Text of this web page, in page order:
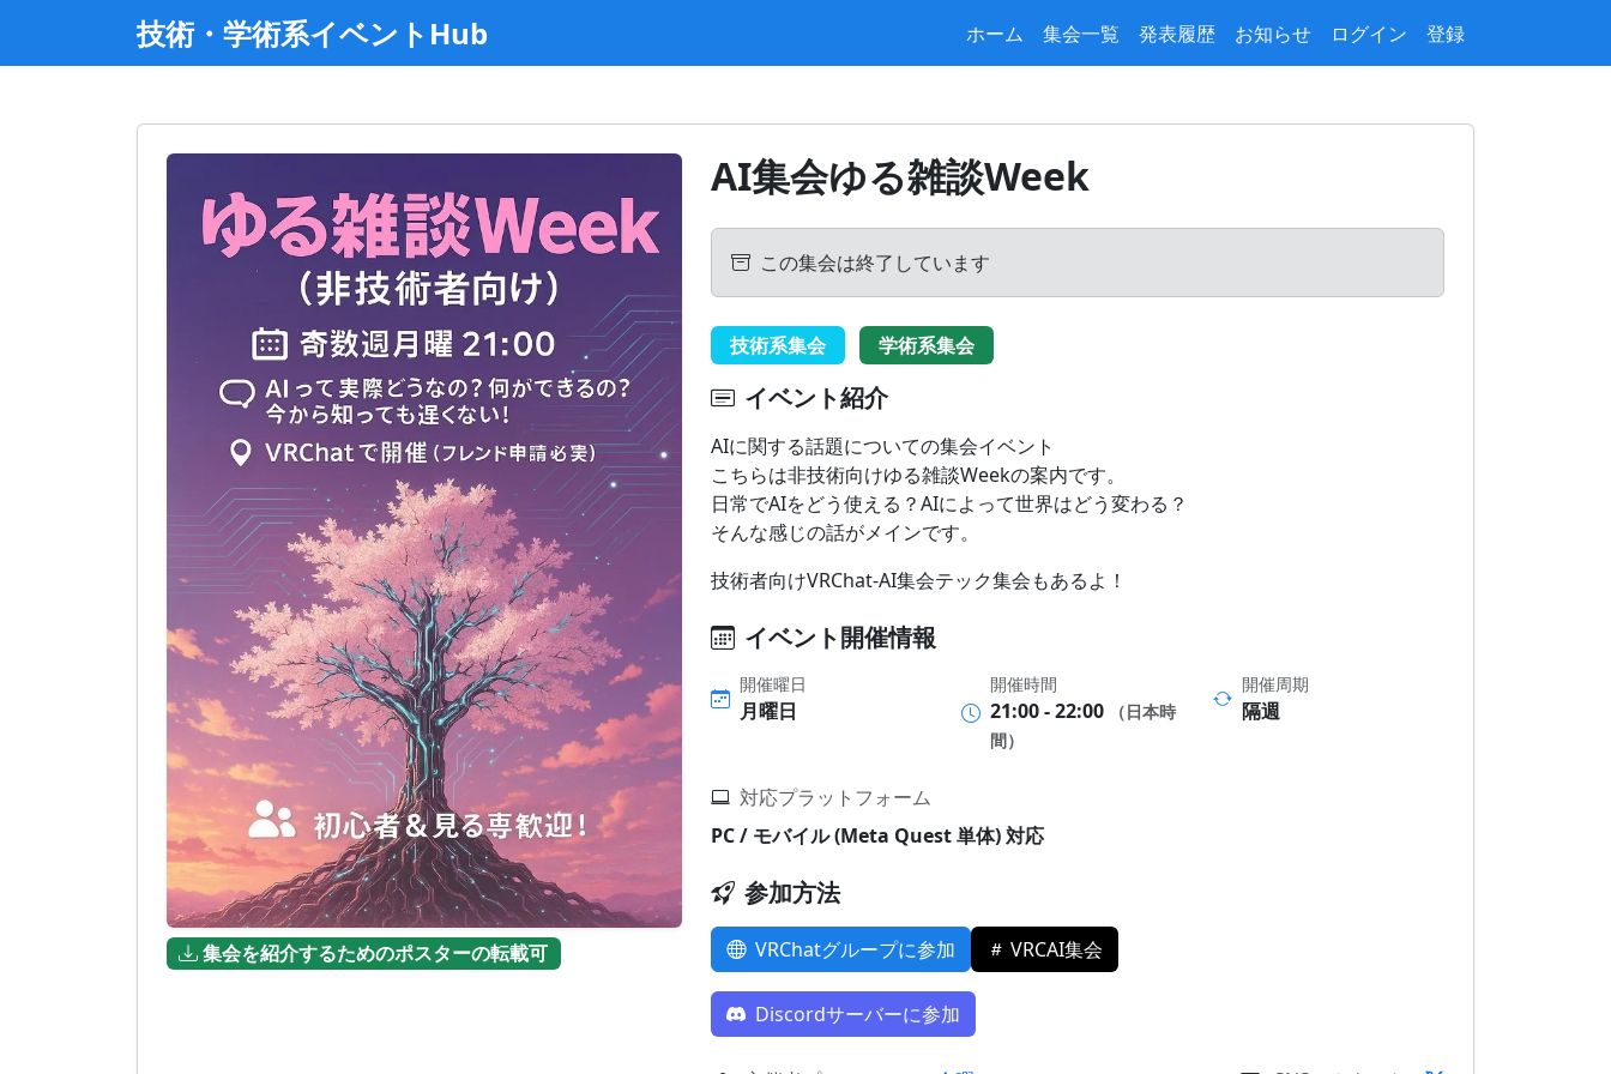
技術・学術系イベントHub ホーム 集会一覧 発表履歴 お知らせ ログイン 登録
集会を紹介するためのポスターの転載可
AI集会ゆる雑談Week
この集会は終了しています
技術系集会 学術系集会
イベント紹介
AIに関する話題についての集会イベント
こちらは非技術向けゆる雑談Weekの案内です。
日常でAIをどう使える？AIによって世界はどう変わる？
そんな感じの話がメインです。
技術者向けVRChat-AI集会テック集会もあるよ！
イベント開催情報
開催曜日
月曜日
開催時間
21:00 - 22:00
（日本時
間）
開催周期
隔週
対応プラットフォーム
PC / モバイル (Meta Quest 単体) 対応
参加方法
VRChatグループに参加 VRCAI集会
Discordサーバーに参加